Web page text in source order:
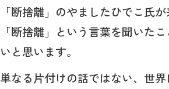
「断捨離」のやましたひでこ氏が
「断捨離」という言葉を聞いた
いと思います。
単なる片付けの話ではない、世